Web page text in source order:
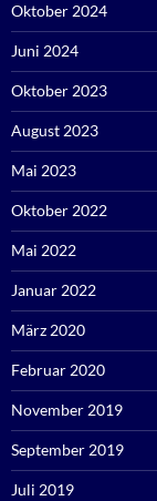
Oktober 2024
Juni 2024
Oktober 2023
August 2023
Mai 2023
Oktober 2022
Mai 2022
Januar 2022
März 2020
Februar 2020
November 2019
September 2019
Juli 2019